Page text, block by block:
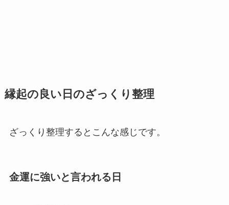
縁起の良い日のざっくり整理
ざっくり整理するとこんな感じです。
金運に強いと言われる日